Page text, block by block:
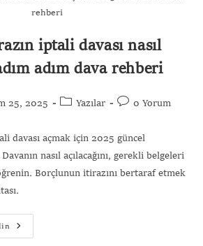
rehberi
iptali davası nasıl
adım dava rehberi
25, 2025 Yazılar 0 Yorum
davası açmak için 2025 güncel
nasıl açılacağını, gerekli belgeleri
Borçlunun itirazını bertaraf etmek